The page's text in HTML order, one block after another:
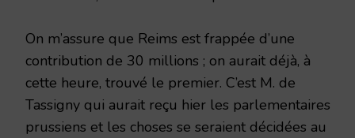
On m’assure que Reims est frappée d’une
contribution de 30 millions ; on aurait déjà, à
cette heure, trouvé le premier. C’est M. de
Tassigny qui aurait reçu hier les parlementaires
prussiens et les choses se seraient décidées au